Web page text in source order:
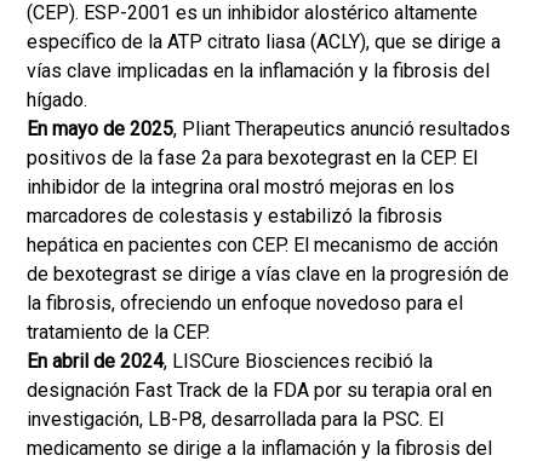
(CEP). ESP-2001 es un inhibidor alostérico altamente
específico de la ATP citrato liasa (ACLY), que se dirige a
vías clave implicadas en la inflamación y la fibrosis del
hígado.
En mayo de 2025, Pliant Therapeutics anunció resultados
positivos de la fase 2a para bexotegrast en la CEP. El
inhibidor de la integrina oral mostró mejoras en los
marcadores de colestasis y estabilizó la fibrosis
hepática en pacientes con CEP. El mecanismo de acción
de bexotegrast se dirige a vías clave en la progresión de
la fibrosis, ofreciendo un enfoque novedoso para el
tratamiento de la CEP.
En abril de 2024, LISCure Biosciences recibió la
designación Fast Track de la FDA por su terapia oral en
investigación, LB-P8, desarrollada para la PSC. El
medicamento se dirige a la inflamación y la fibrosis del